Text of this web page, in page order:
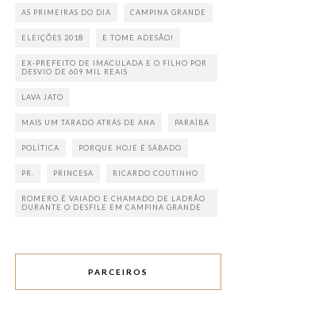
AS PRIMEIRAS DO DIA CAMPINA GRANDE
ELEIÇÕES 2018 E TOME ADESÃO!
EX-PREFEITO DE IMACULADA E O FILHO POR
DESVIO DE 609 MIL REAIS
LAVA JATO
MAIS UM TARADO ATRÁS DE ANA PARAÍBA
POLÍTICA PORQUE HOJE É SÁBADO
PR. PRINCESA RICARDO COUTINHO
ROMERO É VAIADO E CHAMADO DE LADRÃO
DURANTE O DESFILE EM CAMPINA GRANDE
PARCEIROS